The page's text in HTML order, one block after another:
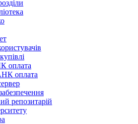
оплата
репозитарій